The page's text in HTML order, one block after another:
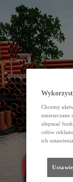
Chcemy
ulepszać
celów
ich